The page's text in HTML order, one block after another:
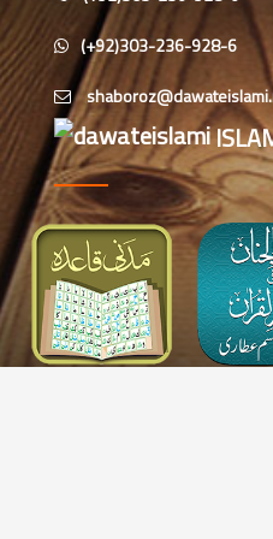
اسٹاک مارکیٹ کے موضوع پر
دارالافتاء اہلسنت کے تین روزہ فقہی
سیمینار کا انعقاد
(+92)303-236-928-6